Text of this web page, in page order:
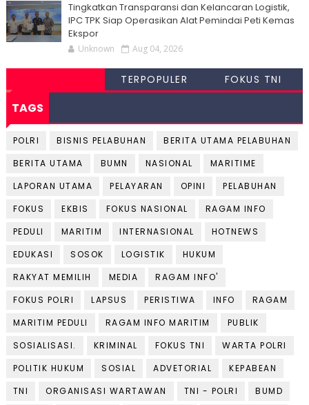
Tingkatkan Transparansi dan Kelancaran Logistik,
IPC TPK Siap Operasikan Alat Pemindai Peti Kemas
Ekspor
Unknown Aug 04, 2026
TERPOPULER FOKUS TNI
TAGS
POLRI BISNIS PELABUHAN
BERITA UTAMA PELABUHAN
BERITA UTAMA
BUMN NASIONAL
MARITIME
LAPORAN UTAMA
PELAYARAN OPINI
PELABUHAN
FOKUS
EKBIS FOKUS NASIONAL
RAGAM INFO
PEDULI
MARITIM INTERNASIONAL
HOTNEWS
EDUKASI
SOSOK LOGISTIK
HUKUM
RAKYAT MEMILIH
MEDIA
RAGAM INFO'
FOKUS POLRI
LAPSUS PERISTIWA INFO
RAGAM
MARITIM PEDULI
RAGAM INFO MARITIM
PUBLIK
SOSIALISASI.
KRIMINAL FOKUS TNI
WARTA POLRI
POLITIK HUKUM
SOSIAL ADVETORIAL
KEPABEAN
TNI
ORGANISASI WARTAWAN TNI - POLRI
BUMD